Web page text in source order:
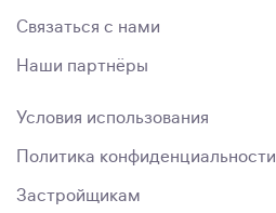
Связаться с нами
Наши партнёры
Условия использования
Политика конфиденциальности
Застройщикам